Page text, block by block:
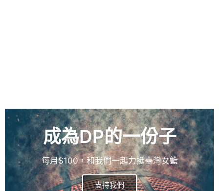
成為DP的一份子
每月$100，和我們一起力挺臺灣女籃
支持我們